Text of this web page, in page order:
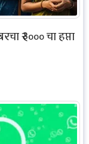
₹३००० चा हप्ता